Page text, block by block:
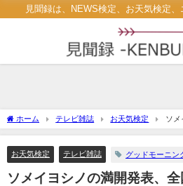
見聞録は、NEWS検定、お天気検定
ホーム テレビ雑誌 お天気検定
ソメ
録を持つのは? 【お天気検定】
お天気検定 テレビ雑誌 グッドモーニン
ソメイヨシノの満開発表、